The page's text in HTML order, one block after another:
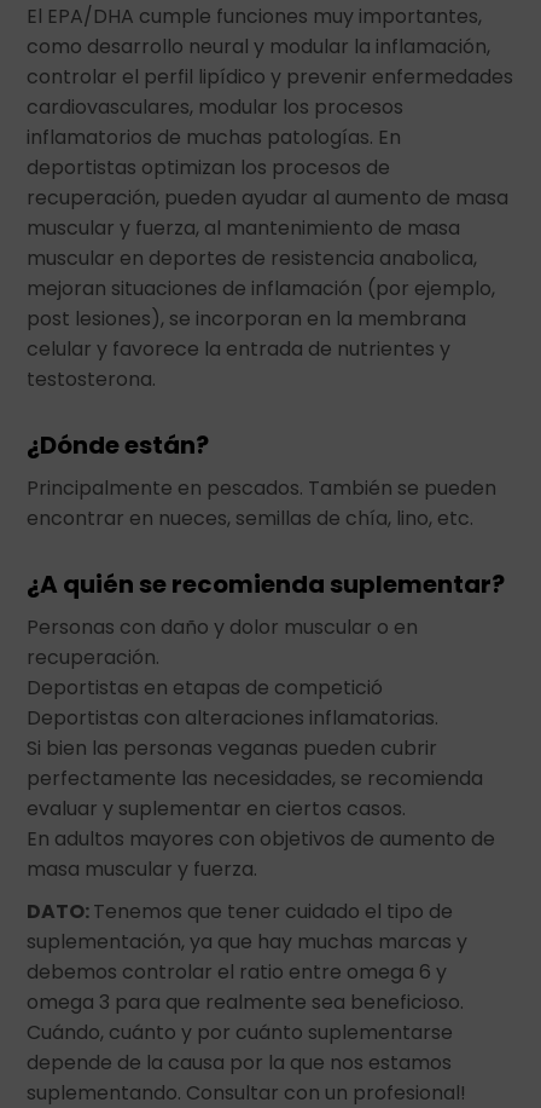
El EPA/DHA cumple funciones muy importantes,
como desarrollo neural y modular la inflamación,
controlar el perfil lipídico y prevenir enfermedades
cardiovasculares, modular los procesos
inflamatorios de muchas patologías. En
deportistas optimizan los procesos de
recuperación, pueden ayudar al aumento de masa
muscular y fuerza, al mantenimiento de masa
muscular en deportes de resistencia anabolica,
mejoran situaciones de inflamación (por ejemplo,
post lesiones), se incorporan en la membrana
celular y favorece la entrada de nutrientes y
testosterona.
¿Dónde están?
Principalmente en pescados. También se pueden
encontrar en nueces, semillas de chía, lino, etc.
¿A quién se recomienda suplementar?
Personas con daño y dolor muscular o en
recuperación.
Deportistas en etapas de competició
Deportistas con alteraciones inflamatorias.
Si bien las personas veganas pueden cubrir
perfectamente las necesidades, se recomienda
evaluar y suplementar en ciertos casos.
En adultos mayores con objetivos de aumento de
masa muscular y fuerza.
DATO:Tenemos que tener cuidado el tipo de
suplementación, ya que hay muchas marcas y
debemos controlar el ratio entre omega 6 y
omega 3 para que realmente sea beneficioso.
Cuándo, cuánto y por cuánto suplementarse
depende de la causa por la que nos estamos
suplementando. Consultar con un profesional!